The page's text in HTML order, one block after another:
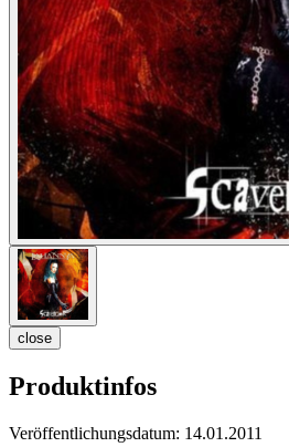
close
Produktinfos
Veröffentlichungsdatum: 14.01.2011